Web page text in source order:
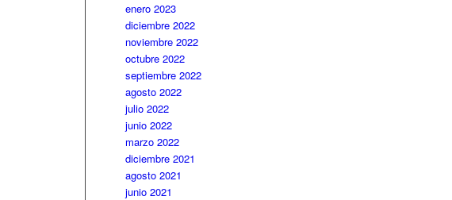
enero 2023
diciembre 2022
noviembre 2022
octubre 2022
septiembre 2022
agosto 2022
julio 2022
junio 2022
marzo 2022
diciembre 2021
agosto 2021
junio 2021